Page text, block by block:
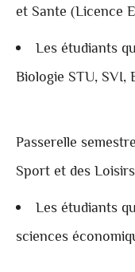
et Sante (Licence
Les étudiants
Biologie STU, SVI,
Passerelle
Sport et des
Les étudiants
sciences